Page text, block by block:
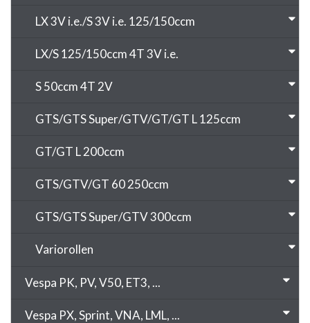
LX 3V i.e./S 3V i.e. 125/150ccm
LX/S 125/150ccm 4T 3V i.e.
S 50ccm 4T 2V
GTS/GTS Super/GTV/GT/GT L 125ccm
GT/GT L 200ccm
GTS/GTV/GT 60 250ccm
GTS/GTS Super/GTV 300ccm
Variorollen
Vespa PK, PV, V50, ET3, ...
Vespa PX, Sprint, VNA, LML, ...